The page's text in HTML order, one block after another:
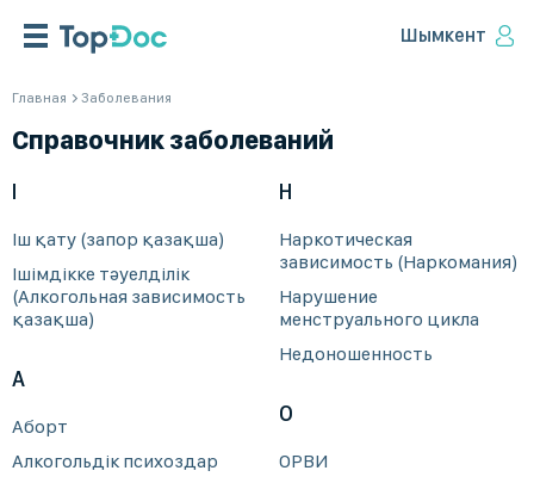
Шымкент
Главная Заболевания
Справочник заболеваний
І
Іш қату (запор қазақша)
Ішімдікке тәуелділік
(Алкогольная зависимость
қазақша)
А
Аборт
Алкогольдік психоздар
Н
Наркотическая
зависимость (Наркомания)
Нарушение
менструального цикла
Недоношенность
О
ОРВИ